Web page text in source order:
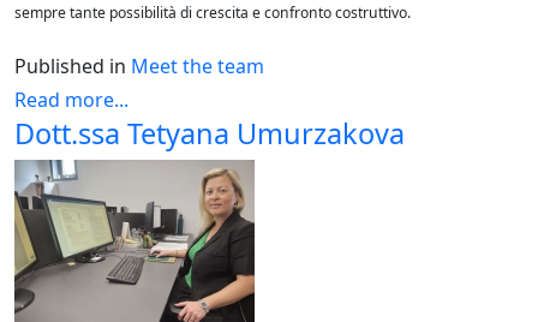
sempre tante possibilità di crescita e confronto costruttivo.
Published in Meet the team
Read more...
Dott.ssa Tetyana Umurzakova